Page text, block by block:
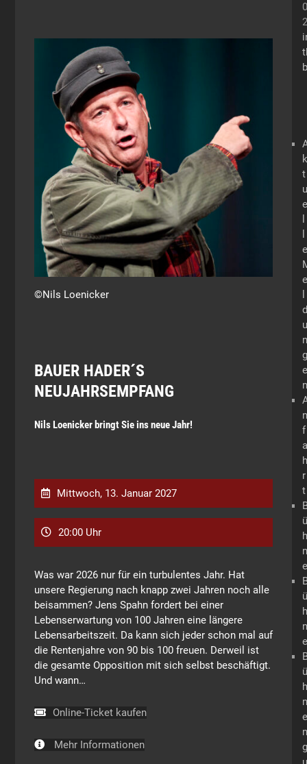
©Nils Loenicker
BAUER HADER´S
NEUJAHRSEMPFANG
Nils Loenicker bringt Sie ins neue Jahr!
Mittwoch, 13. Januar 2027
20:00 Uhr
Was war 2026 nur für ein turbulentes Jahr. Hat
unsere Regierung nach knapp zwei Jahren noch alle
beisammen? Jens Spahn fordert bei einer
Lebenserwartung von 100 Jahren eine längere
Lebensarbeitszeit. Da kann sich jeder schon mal auf
die Rentenjahre von 90 bis 100 freuen. Derweil ist
die gesamte Opposition mit sich selbst beschäftigt.
Und wann…
Online-Ticket kaufen
Mehr Informationen
k
t
u
e
e
e
d
u
n
g
e
n
n
f
a
h
r
t
ü
h
n
e
ü
h
n
e
ü
h
n
e
n
g